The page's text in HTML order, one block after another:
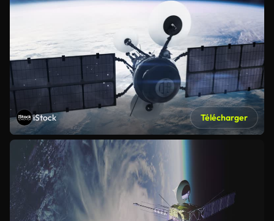
iStock Télécharger